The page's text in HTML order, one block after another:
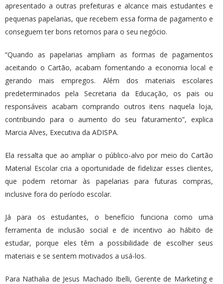
apresentado a outras prefeituras e alcance mais estudantes e
pequenas papelarias, que recebem essa forma de pagamento e
conseguem ter bons retornos para o seu negócio.
“Quando as papelarias ampliam as formas de pagamentos
aceitando o Cartão, acabam fomentando a economia local e
gerando mais empregos. Além dos materiais escolares
predeterminados pela Secretaria da Educação, os pais ou
responsáveis acabam comprando outros itens naquela loja,
contribuindo para o aumento do seu faturamento”, explica
Marcia Alves, Executiva da ADISPA.
Ela ressalta que ao ampliar o público-alvo por meio do Cartão
Material Escolar cria a oportunidade de fidelizar esses clientes,
que podem retornar às papelarias para futuras compras,
inclusive fora do período escolar.
Já para os estudantes, o benefício funciona como uma
ferramenta de inclusão social e de incentivo ao hábito de
estudar, porque eles têm a possibilidade de escolher seus
materiais e se sentem motivados a usá-los.
Para Nathalia de Jesus Machado Ibelli, Gerente de Marketing e